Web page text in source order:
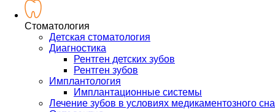
Стоматология
Детская стоматология
Диагностика
Рентген детских зубов
Рентген зубов
Имплантология
Имплантационные системы
Лечение зубов в условиях медикаментозного сна